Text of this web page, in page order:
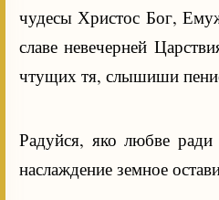
чудесы Христос Бог,
славе невечерней
чтущих тя, слышиши
Радуйся, яко любве ради
наслаждение земное